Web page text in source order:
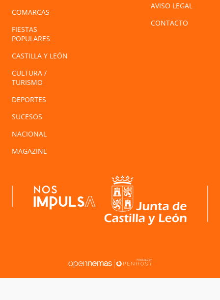
COMARCAS
FIESTAS
POPULARES
CASTILLA Y LEÓN
CULTURA /
TURISMO
DEPORTES
SUCESOS
NACIONAL
MAGAZINE
AVISO LEGAL
CONTACTO